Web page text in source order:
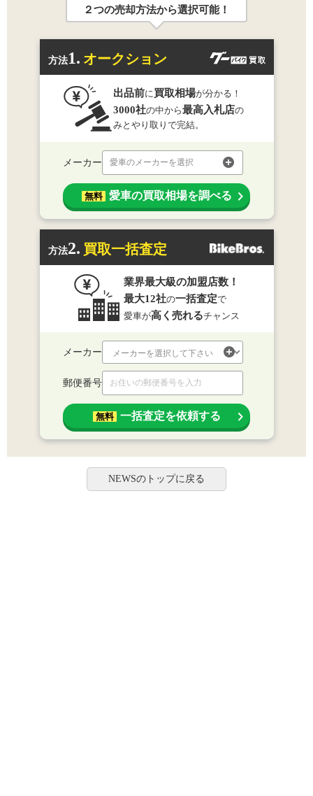
２つの売却方法から選択可能！
方法1. オークション
出品前に買取相場が分かる！
3000社の中から最高入札店の
みとやり取りで完結。
メーカー 愛車のメーカーを選択
無料 愛車の買取相場を調べる
方法2. 買取一括査定
業界最大級の加盟店数！
最大12社の一括査定で
愛車が高く売れるチャンス
メーカー
郵便番号
無料 一括査定を依頼する
NEWSのトップに戻る